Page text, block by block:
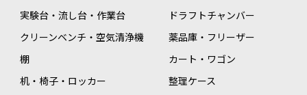
実験台・流し台・作業台
ドラフトチャンバー
クリーンベンチ・空気清浄機
薬品庫・フリーザー
棚
カート・ワゴン
机・椅子・ロッカー
整理ケース